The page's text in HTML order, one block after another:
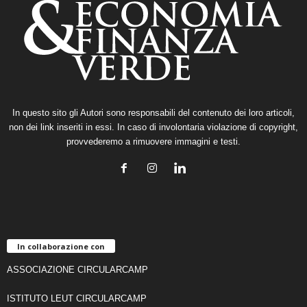
In questo sito gli Autori sono responsabili del contenuto dei loro articoli,
non dei link inseriti in essi. In caso di involontaria violazione di copyright,
provvederemo a rimuovere immagini e testi.
In collaborazione con
ASSOCIAZIONE CIRCULARCAMP
ISTITUTO LEUT CIRCULARCAMP